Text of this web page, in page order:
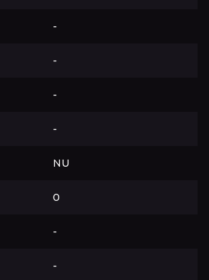
-
-
-
-
NU
0
-
-